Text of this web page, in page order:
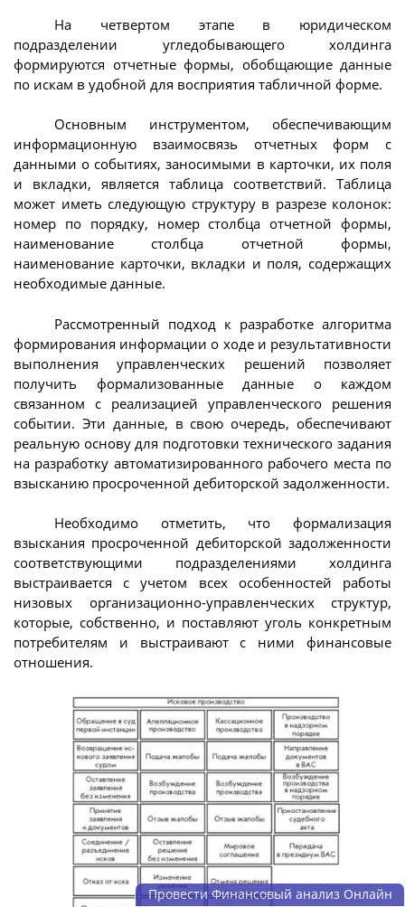
На четвертом этапе в юридическом
подразделении угледобывающего холдинга
формируются отчетные формы, обобщающие данные
по искам в удобной для восприятия табличной форме.
Основным инструментом, обеспечивающим
информационную взаимосвязь отчетных форм с
данными о событиях, заносимыми в карточки, их поля
и вкладки, является таблица соответствий. Таблица
может иметь следующую структуру в разрезе колонок:
номер по порядку, номер столбца отчетной формы,
наименование столбца отчетной формы,
наименование карточки, вкладки и поля, содержащих
необходимые данные.
Рассмотренный подход к разработке алгоритма
формирования информации о ходе и результативности
выполнения управленческих решений позволяет
получить формализованные данные о каждом
связанном с реализацией управленческого решения
событии. Эти данные, в свою очередь, обеспечивают
реальную основу для подготовки технического задания
на разработку автоматизированного рабочего места по
взысканию просроченной дебиторской задолженности.
Необходимо отметить, что формализация
взыскания просроченной дебиторской задолженности
соответствующими подразделениями холдинга
выстраивается с учетом всех особенностей работы
низовых организационно-управленческих структур,
которые, собственно, и поставляют уголь конкретным
потребителям и выстраивают с ними финансовые
отношения.
Провести Финансовый анализ Онлайн